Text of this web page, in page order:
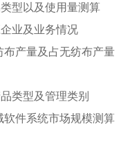
型以及使用量测算
业及业务情况
布产量及占无纺布产量
类型及管理类别
软件系统市场规模测算